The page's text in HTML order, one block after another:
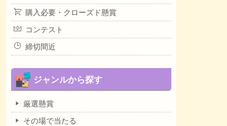
購入必要・クローズド懸賞
コンテスト
締切間近
ジャンルから探す
厳選懸賞
その場で当たる